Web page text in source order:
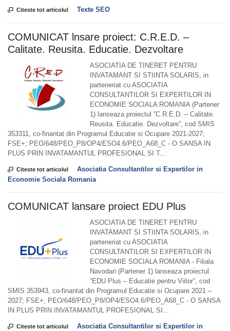
 Citeste tot articolul Texte SEO
COMUNICAT lnsare proiect: C.R.E.D. –
Calitate. Reusita. Educatie. Dezvoltare
ASOCIATIA DE TINERET PENTRU
INVATAMANT SI STIINTA SOLARIS, in
parteneriat cu ASOCIATIA
CONSULTANTILOR SI EXPERTILOR IN
ECONOMIE SOCIALA ROMANIA (Partener
1) lanseaza proiectul ”C.R.E.D. – Calitate.
Reusita. Educatie. Dezvoltare”, cod SMIS
353311, co-finantat din Programul Educatie si Ocupare 2021-2027;
FSE+; PEO/648/PEO_P8/OP4/ESO4.6/PEO_A68_C - O SANSA IN
PLUS PRIN INVATAMANTUL PROFESIONAL SI T...
 Citeste tot articolul
Asociatia Consultantilor si Expertilor in
Economie Sociala Romania
COMUNICAT lansare proiect EDU Plus
ASOCIATIA DE TINERET PENTRU
INVATAMANT SI STIINTA SOLARIS, in
parteneriat cu ASOCIATIA
CONSULTANTILOR SI EXPERTILOR IN
ECONOMIE SOCIALA ROMANIA - Filiala
Navodari (Partener 1) lanseaza proiectul
”EDU Plus – Educatie pentru Viitor”, cod
SMIS 353943, co-finantat din Programul Educatie si Ocupare 2021 –
2027; FSE+; PEO/648/PEO_P8/OP4/ESO4.6/PEO_A68_C - O SANSA
IN PLUS PRIN INVATAMANTUL PROFESIONAL SI...
 Citeste tot articolul Asociatia Consultantilor si Expertilor in